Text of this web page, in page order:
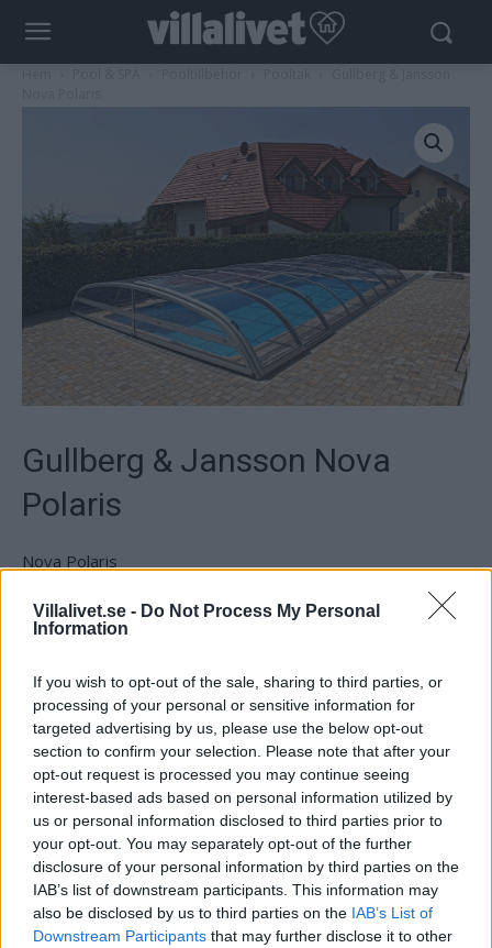
Villalivet.se - Do Not Process My Personal
Information
If you wish to opt-out of the sale, sharing to third parties, or
processing of your personal or sensitive information for
targeted advertising by us, please use the below opt-out
section to confirm your selection. Please note that after your
opt-out request is processed you may continue seeing
interest-based ads based on personal information utilized by
us or personal information disclosed to third parties prior to
your opt-out. You may separately opt-out of the further
disclosure of your personal information by third parties on the
IAB’s list of downstream participants. This information may
also be disclosed by us to third parties on the IAB’s List of
Downstream Participants that may further disclose it to other
Gullberg & Jansson Nova
Polaris
Nova Polaris
är alltid måttbeställd
och lämplig för dig som letar efter ett särskilt robust
jämfört med
Nova Comfort-serien och har förstärkta aluminiumprofiler
som är 54/40 mm, istället för 44/40 mm. Panelerna är
också
tjockare och kan beställas i kanalplast 8 mm eller klarplast i
4 mm mot pristillägg. Nova Polaris kan utformas för att
t.ex. passa en pool både
med och utan romersk trappa. Nova Polaris-serien har
extra platta komfortskenor med en höjd på endast 12 mm.
Nova Polaris har automatisk sektionslåsning med nyckel, så
att pooltaket kan öppnas och stängas snabbt och smidigt.